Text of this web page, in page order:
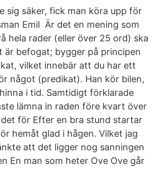
sig säker, fick man köra upp för
Emil Är det en mening som
hela rader (eller över 25 ord) ska
är befogat; bygger på principen
vilket innebär att du har ett
något (predikat). Han kör bilen,
i tid. Samtidigt förklarade
lämna in raden före kvart över
för Efter en bra stund startar
hemåt glad i hågen. Vilket jag
att det ligger nog sanningen
En man som heter Ove Ove går